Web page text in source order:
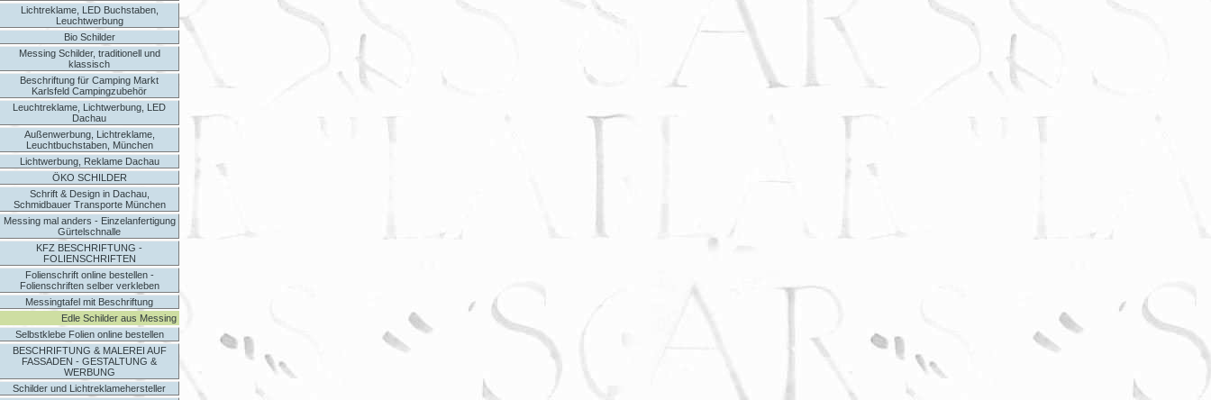
Lichtreklame, LED Buchstaben,
Leuchtwerbung
Bio Schilder
Messing Schilder, traditionell und
klassisch
Beschriftung für Camping Markt
Karlsfeld Campingzubehör
Leuchtreklame, Lichtwerbung, LED
Dachau
Außenwerbung, Lichtreklame,
Leuchtbuchstaben, München
Lichtwerbung, Reklame Dachau
ÖKO SCHILDER
Schrift & Design in Dachau,
Schmidbauer Transporte München
Messing mal anders - Einzelanfertigung
Gürtelschnalle
KFZ BESCHRIFTUNG -
FOLIENSCHRIFTEN
Folienschrift online bestellen -
Folienschriften selber verkleben
Messingtafel mit Beschriftung
Edle Schilder aus Messing
Selbstklebe Folien online bestellen
BESCHRIFTUNG & MALEREI AUF
FASSADEN - GESTALTUNG &
WERBUNG
Schilder und Lichtreklamehersteller